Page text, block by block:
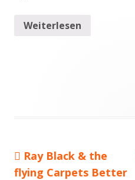
Weiterlesen
Vorheriger
Beitrag:
Ray Black & the
flying Carpets Better